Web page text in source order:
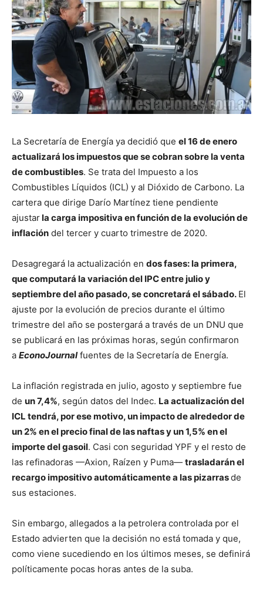
La Secretaría de Energía ya decidió que el 16 de enero
actualizará los impuestos que se cobran sobre la venta
de combustibles. Se trata del Impuesto a los
Combustibles Líquidos (ICL) y al Dióxido de Carbono. La
cartera que dirige Darío Martínez tiene pendiente
ajustarla carga impositiva en función de la evolución de
inflación del tercer y cuarto trimestre de 2020.
Desagregará la actualización en dos fases: la primera,
que computará la variación del IPC entre julio y
septiembre del año pasado, se concretará el sábado. El
ajuste por la evolución de precios durante el último
trimestre del año se postergará a través de un DNU que
se publicará en las próximas horas, según confirmaron
a EconoJournalfuentes de la Secretaría de Energía.
La inflación registrada en julio, agosto y septiembre fue
de un 7,4%, según datos del Indec. La actualización del
ICL tendrá, por ese motivo, un impacto de alrededor de
un 2% en el precio final de las naftas y un 1,5% en el
importe del gasoil. Casi con seguridad YPF y el resto de
las refinadoras —Axion, Raízen y Puma— trasladarán el
recargo impositivo automáticamente a las pizarrasde
sus estaciones.
Sin embargo, allegados a la petrolera controlada por el
Estado advierten que la decisión no está tomada y que,
como viene sucediendo en los últimos meses, se definirá
políticamente pocas horas antes de la suba.